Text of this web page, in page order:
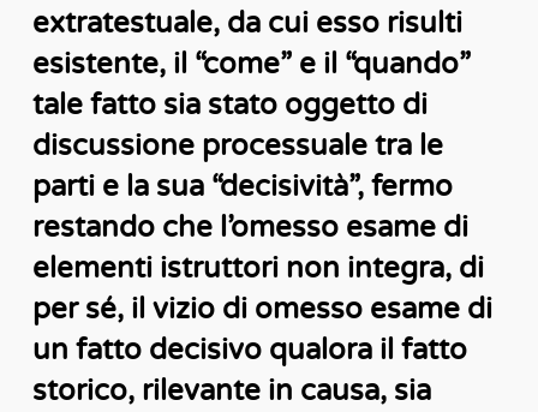
extratestuale, da cui esso risulti
esistente, il “come” e il “quando”
tale fatto sia stato oggetto di
discussione processuale tra le
parti e la sua “decisività”, fermo
restando che l’omesso esame di
elementi istruttori non integra, di
per sé, il vizio di omesso esame di
un fatto decisivo qualora il fatto
storico, rilevante in causa, sia